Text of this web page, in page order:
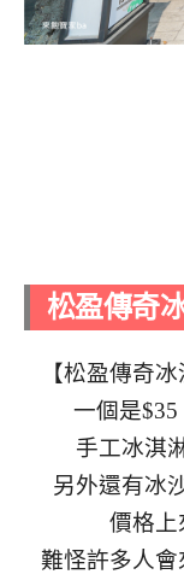
松盈傳奇
【松盈傳奇
一個是$35
手工冰淇
另外還有冰
價格上
難怪許多人會